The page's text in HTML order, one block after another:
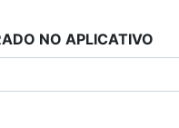
NO APLICATIVO